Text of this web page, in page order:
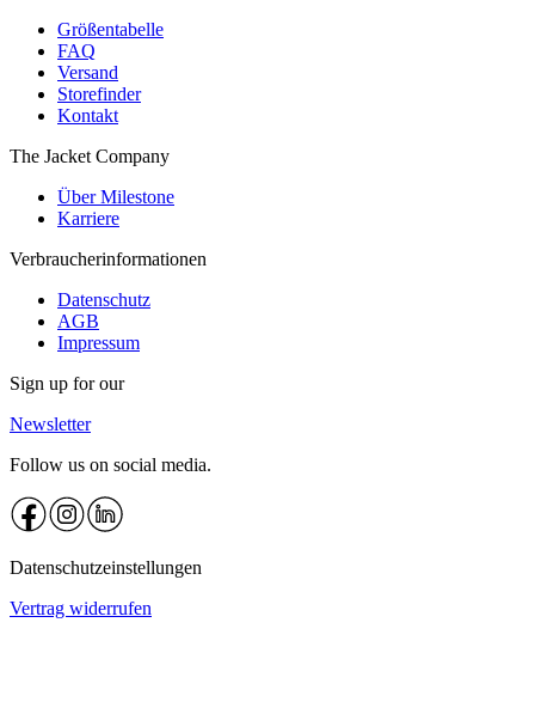
Größentabelle
FAQ
Versand
Storefinder
Kontakt
The Jacket Company
Über Milestone
Karriere
Verbraucherinformationen
Datenschutz
AGB
Impressum
Sign up for our
Newsletter
Follow us on social media.
Datenschutzeinstellungen
Vertrag widerrufen